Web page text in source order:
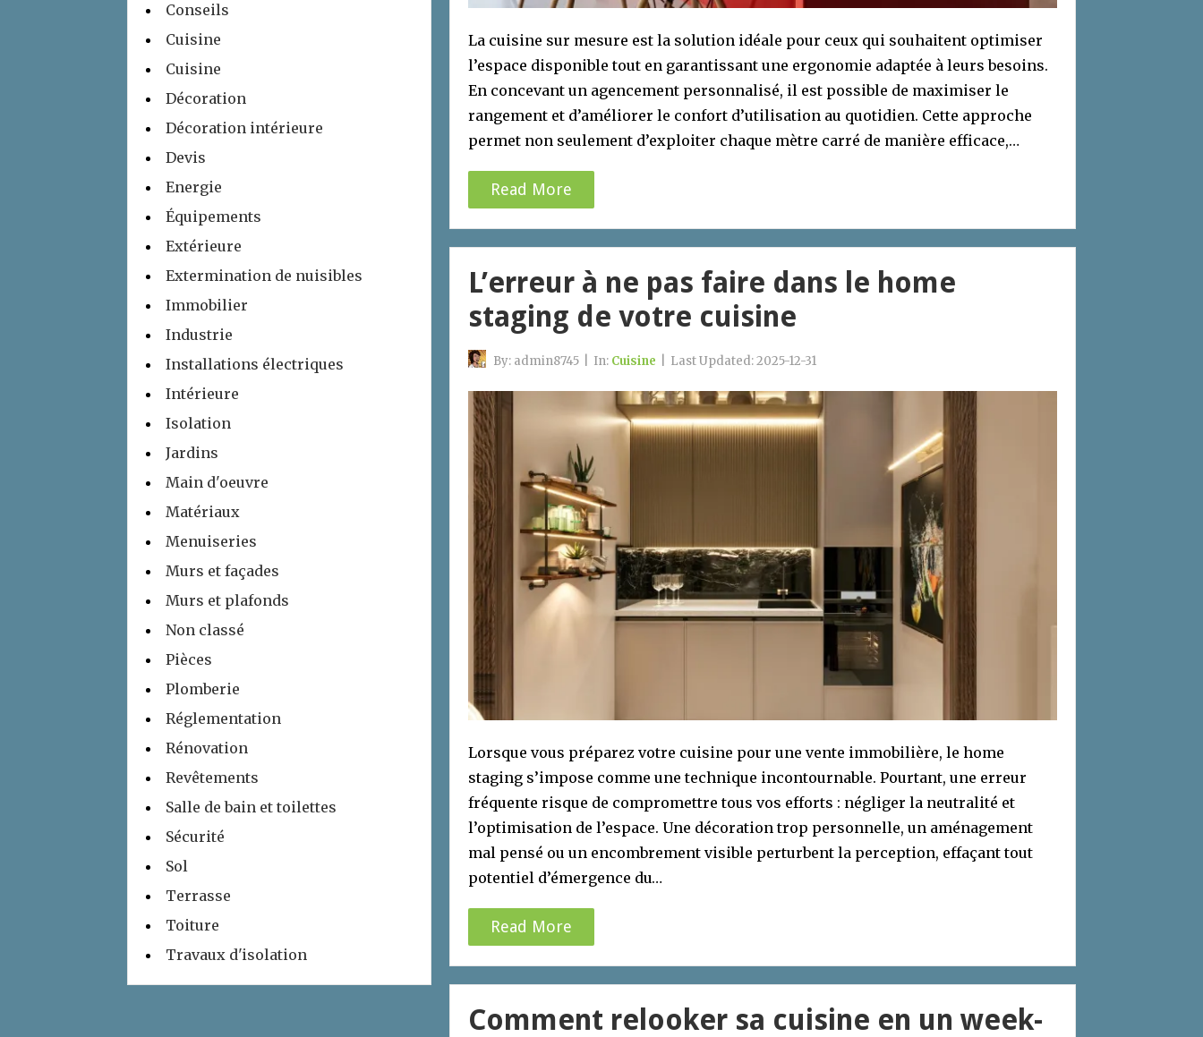
La cuisine sur mesure est la solution idéale pour ceux qui souhaitent optimiser
l’espace disponible tout en garantissant une ergonomie adaptée à leurs besoins.
En concevant un agencement personnalisé, il est possible de maximiser le
rangement et d’améliorer le confort d’utilisation au quotidien. Cette approche
permet non seulement d’exploiter chaque mètre carré de manière efficace,…
Read More
L’erreur à ne pas faire dans le home
staging de votre cuisine
By: admin8745 In: Cuisine Last Updated:2025-12-31
Lorsque vous préparez votre cuisine pour une vente immobilière, le home
staging s’impose comme une technique incontournable. Pourtant, une erreur
fréquente risque de compromettre tous vos efforts : négliger la neutralité et
l’optimisation de l’espace. Une décoration trop personnelle, un aménagement
mal pensé ou un encombrement visible perturbent la perception, effaçant tout
potentiel d’émergence du…
Read More
Comment relooker sa cuisine en un week-
Conseils
Cuisine
Cuisine
Décoration
Décoration intérieure
Devis
Energie
Équipements
Extérieure
Extermination de nuisibles
Immobilier
Industrie
Installations électriques
Intérieure
Isolation
Jardins
Main d'oeuvre
Matériaux
Menuiseries
Murs et façades
Murs et plafonds
Non classé
Pièces
Plomberie
Réglementation
Rénovation
Revêtements
Salle de bain et toilettes
Sécurité
Sol
Terrasse
Toiture
Travaux d'isolation